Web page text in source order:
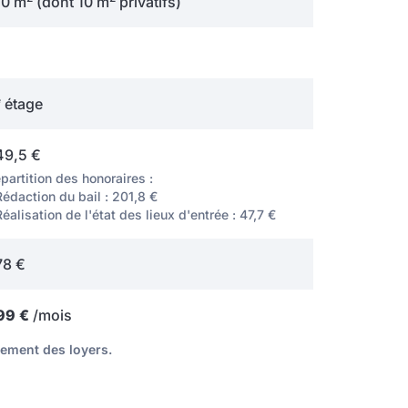
étage
€
des honoraires :
du bail : 201,8 €
de l'état des lieux d'entrée : 47,7 €
€
€ /mois
des loyers.